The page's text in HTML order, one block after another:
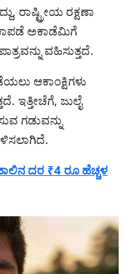
ರಾಷ್ಟ್ರೀಯ ರಕ್ಷಣಾ
ಅಕಾಡೆಮಿಗೆ
ವಹಿಸುತ್ತದೆ.
ಆಕಾಂಕ್ಷಿಗಳು
ಇತ್ತೀಚೆಗೆ, ಜುಲೈ
ಗಡುವನ್ನು
ದರ ₹4 ರೂ ಹೆಚ್ಚಳ